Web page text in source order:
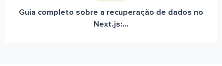
Guia completo sobre a recuperação de dados no
Next.js:...